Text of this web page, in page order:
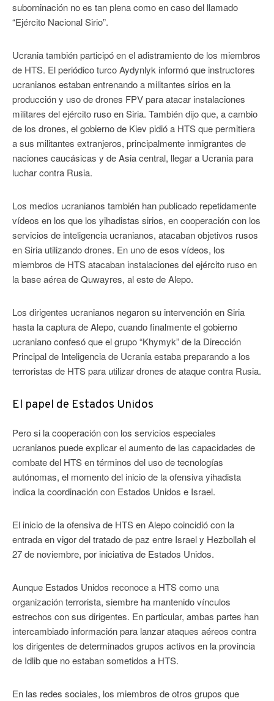
suborninación no es tan plena como en caso del llamado
“Ejército Nacional Sirio”.
Ucrania también participó en el adistramiento de los miembros
de HTS. El periódico turco Aydynlyk informó que instructores
ucranianos estaban entrenando a militantes sirios en la
producción y uso de drones FPV para atacar instalaciones
militares del ejército ruso en Siria. También dijo que, a cambio
de los drones, el gobierno de Kiev pidió a HTS que permitiera
a sus militantes extranjeros, principalmente inmigrantes de
naciones caucásicas y de Asia central, llegar a Ucrania para
luchar contra Rusia.
Los medios ucranianos también han publicado repetidamente
vídeos en los que los yihadistas sirios, en cooperación con los
servicios de inteligencia ucranianos, atacaban objetivos rusos
en Siria utilizando drones. En uno de esos vídeos, los
miembros de HTS atacaban instalaciones del ejército ruso en
la base aérea de Quwayres, al este de Alepo.
Los dirigentes ucranianos negaron su intervención en Siria
hasta la captura de Alepo, cuando finalmente el gobierno
ucraniano confesó que el grupo “Khymyk” de la Dirección
Principal de Inteligencia de Ucrania estaba preparando a los
terroristas de HTS para utilizar drones de ataque contra Rusia.
El papel de Estados Unidos
Pero si la cooperación con los servicios especiales
ucranianos puede explicar el aumento de las capacidades de
combate del HTS en términos del uso de tecnologías
autónomas, el momento del inicio de la ofensiva yihadista
indica la coordinación con Estados Unidos e Israel.
El inicio de la ofensiva de HTS en Alepo coincidió con la
entrada en vigor del tratado de paz entre Israel y Hezbollah el
27 de noviembre, por iniciativa de Estados Unidos.
Aunque Estados Unidos reconoce a HTS como una
organización terrorista, siembre ha mantenido vínculos
estrechos con sus dirigentes. En particular, ambas partes han
intercambiado información para lanzar ataques aéreos contra
los dirigentes de determinados grupos activos en la provincia
de Idlib que no estaban sometidos a HTS.
En las redes sociales, los miembros de otros grupos que